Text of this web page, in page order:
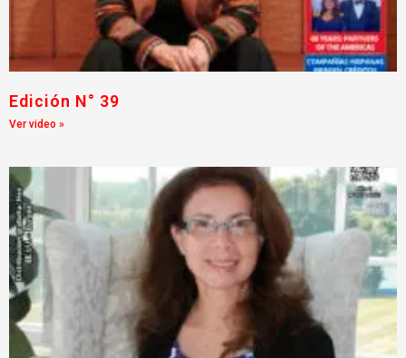
Edición N° 39
Ver video »